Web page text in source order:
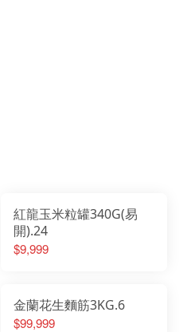
紅龍玉米粒罐340G(易
開).24
$9,999
金蘭花生麵筋3KG.6
$99,999